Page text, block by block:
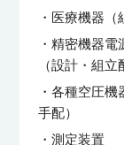
・医療機器（
・精密機器電
（設計・組
・各種空圧
手配）
・測定装置